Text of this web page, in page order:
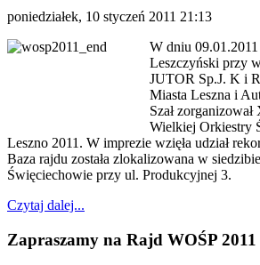
poniedziałek, 10 styczeń 2011 21:13
W dniu
Leszczyński przy
JUTOR Sp.J. K i
Miasta Leszna i
Szał
Wielkiej Orkiestry
Leszno 2011. W imprezie wzięła udział
Baza rajdu została zlokalizowana w
Święciechowie przy ul. Produkcyjnej 3.
Czytaj dalej...
Zapraszamy na Rajd WOŚP 2011